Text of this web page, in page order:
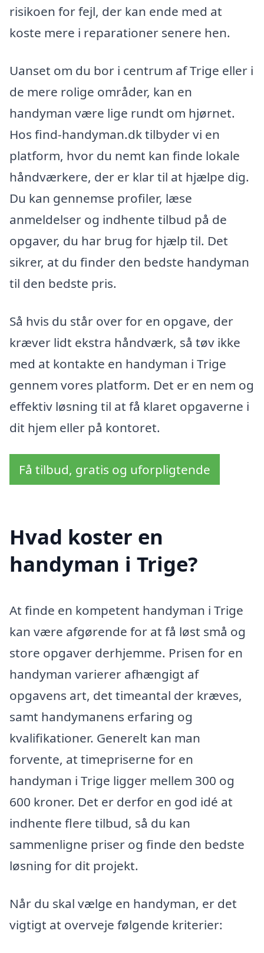
risikoen for fejl, der kan ende med at
koste mere i reparationer senere hen.
Uanset om du bor i centrum af Trige eller i
de mere rolige områder, kan en
handyman være lige rundt om hjørnet.
Hos find-handyman.dk tilbyder vi en
platform, hvor du nemt kan finde lokale
håndværkere, der er klar til at hjælpe dig.
Du kan gennemse profiler, læse
anmeldelser og indhente tilbud på de
opgaver, du har brug for hjælp til. Det
sikrer, at du finder den bedste handyman
til den bedste pris.
Så hvis du står over for en opgave, der
kræver lidt ekstra håndværk, så tøv ikke
med at kontakte en handyman i Trige
gennem vores platform. Det er en nem og
effektiv løsning til at få klaret opgaverne i
dit hjem eller på kontoret.
Få tilbud, gratis og uforpligtende
Hvad koster en
handyman i Trige?
At finde en kompetent handyman i Trige
kan være afgørende for at få løst små og
store opgaver derhjemme. Prisen for en
handyman varierer afhængigt af
opgavens art, det timeantal der kræves,
samt handymanens erfaring og
kvalifikationer. Generelt kan man
forvente, at timepriserne for en
handyman i Trige ligger mellem 300 og
600 kroner. Det er derfor en god idé at
indhente flere tilbud, så du kan
sammenligne priser og finde den bedste
løsning for dit projekt.
Når du skal vælge en handyman, er det
vigtigt at overveje følgende kriterier: